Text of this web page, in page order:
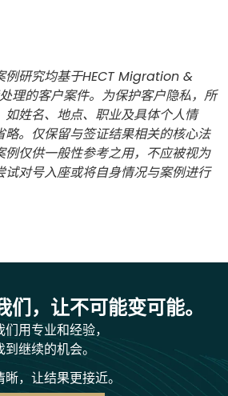
例研究均基于HECT Migration &
理的客户案件。为保护客户隐私，所
如姓名、地点、职业及具体个人情
略。仅保留与签证结果相关的核心法
例仅供一般性参考之用，不应被视为
试对号入座或将自身情况与案例进行
，让不可能变可能。
用专业和经验，
继续的机会。
，让结果更接近。